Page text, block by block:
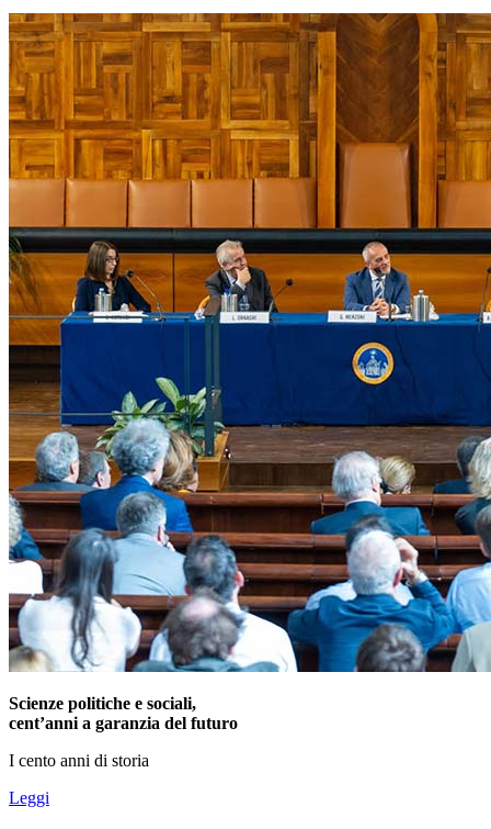
Scienze politiche e sociali,
cent’anni a garanzia del futuro
I cento anni di storia
Leggi